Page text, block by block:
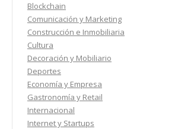
Blockchain
Comunicación y Marketing
Construcción e Inmobiliaria
Cultura
Decoración y Mobiliario
Deportes
Economía y Empresa
Gastronomía y Retail
Internacional
Internet y Startups